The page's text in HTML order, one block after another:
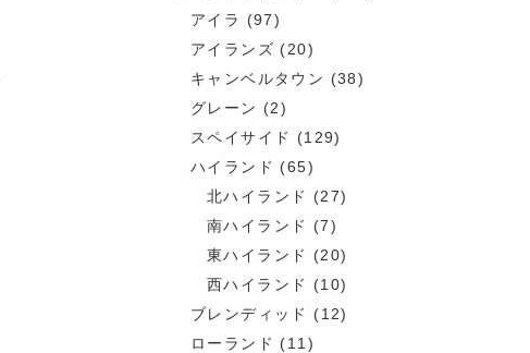
アイラ
(97)
アイランズ (20)
キャンベルタウン (38)
グレーン (2)
スペイサイド
(129)
ハイランド (65)
北ハイランド
(27)
南ハイランド
(7)
東ハイランド
(20)
西ハイランド
(10)
ブレンディッド
(12)
ローランド (11)